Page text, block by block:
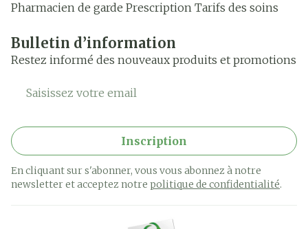
Pharmacien de garde Prescription Tarifs des soins
Bulletin d’information
Restez informé des nouveaux produits et promotions
Adresse mail
Inscription
En cliquant sur s'abonner, vous vous abonnez à notre
newsletter et acceptez notre politique de confidentialité.